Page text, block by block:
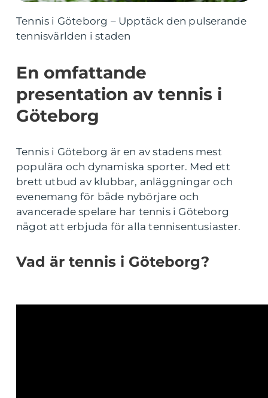
Tennis i Göteborg – Upptäck den pulserande
tennisvärlden i staden
En omfattande
presentation av tennis i
Göteborg
Tennis i Göteborg är en av stadens mest
populära och dynamiska sporter. Med ett
brett utbud av klubbar, anläggningar och
evenemang för både nybörjare och
avancerade spelare har tennis i Göteborg
något att erbjuda för alla tennisentusiaster.
Vad är tennis i Göteborg?